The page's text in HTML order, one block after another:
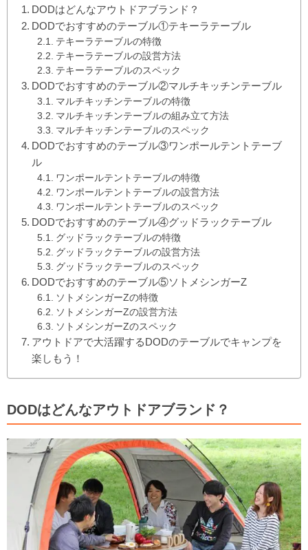
DODはどんなアウトドアブランド？
DODでおすすめのテーブル①テキーラテーブル
テキーラテーブルの特徴
テキーラテーブルの設営方法
テキーラテーブルのスペック
DODでおすすめのテーブル②マルチキッチンテーブル
マルチキッチンテーブルの特徴
マルチキッチンテーブルの組み立て方法
マルチキッチンテーブルのスペック
DODでおすすめのテーブル③ワンポールテントテーブ
ル
ワンポールテントテーブルの特徴
ワンポールテントテーブルの設営方法
ワンポールテントテーブルのスペック
DODでおすすめのテーブル④グッドラックテーブル
グッドラックテーブルの特徴
グッドラックテーブルの設営方法
グッドラックテーブルのスペック
DODでおすすめのテーブル⑤ソトメシンガーZ
ソトメシンガーZの特徴
ソトメシンガーZの設営方法
ソトメシンガーZのスペック
アウトドアで大活躍するDODのテーブルでキャンプを
楽しもう！
DODはどんなアウトドアブランド？